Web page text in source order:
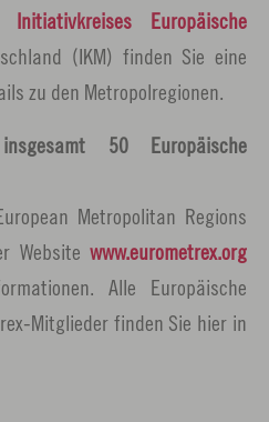
Initiativkreises Europäische
(IKM) finden Sie eine
zu den Metropolregionen.
50 Europäische
Metropolitan Regions
Website www.eurometrex.org
Alle Europäische
Mitglieder finden Sie hier in